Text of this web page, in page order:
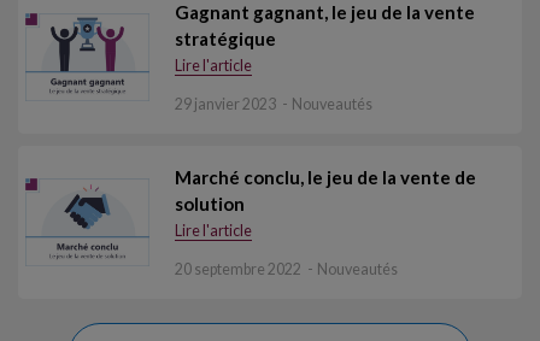
Gagnant gagnant, le jeu de la vente
stratégique
Lire l'article
29 janvier 2023 Nouveautés
Marché conclu, le jeu de la vente de
solution
Lire l'article
20 septembre 2022 Nouveautés